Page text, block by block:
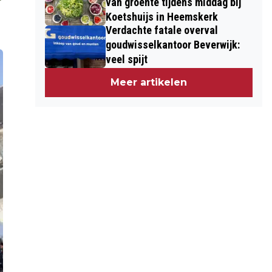
Koetshuijs in Heemskerk
Verdachte fatale overval
goudwisselkantoor Beverwijk:
veel spijt
Meer artikelen